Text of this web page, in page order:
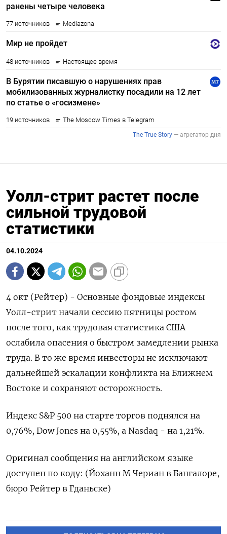
Уолл-стрит растет после
сильной трудовой
статистики
04.10.2024
4 окт (Рейтер) - Основные фондовые индексы
Уолл-стрит начали сессию пятницы ростом
после того, как трудовая статистика США
ослабила опасения о быстром замедлении рынка
труда. В то же время инвесторы не исключают
дальнейшей эскалации конфликта на Ближнем
Востоке и сохраняют осторожность.
Индекс S&P 500 на старте торгов поднялся на
0,76%, Dow Jones на 0,55%, а Nasdaq - на 1,21%.
Оригинал сообщения на английском языке
доступен по коду: (Йоханн М Чериан в Бангалоре,
бюро Рейтер в Гданьске)